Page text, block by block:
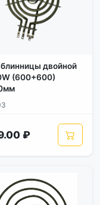
двойной
(600+600)
₽